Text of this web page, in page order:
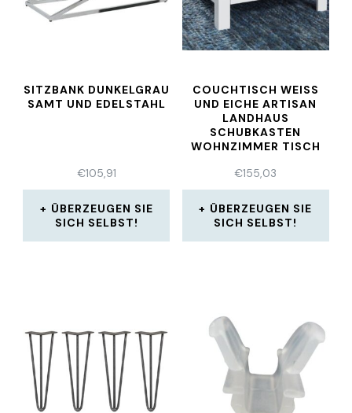
SITZBANK DUNKELGRAU
SAMT UND EDELSTAHL
€105,91
ÜBERZEUGEN SIE
SICH SELBST!
COUCHTISCH WEISS U
ND EICHE ARTISAN L
ANDHAUS S
CHUBKASTEN W
OHNZIMMER TISCH M
€155,03
ÜBERZEUGEN SIE
SICH SELBST!